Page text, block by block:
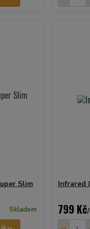
Slim
Skladem
Infrared
799 Kč/